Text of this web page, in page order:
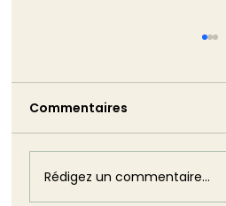
Commentaires
Rédigez un commentaire...